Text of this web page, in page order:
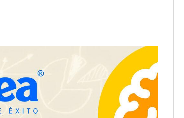
COSITAL valora positivamente el
nuevo modelo de colaboración
para reforzar la capacidad técnica